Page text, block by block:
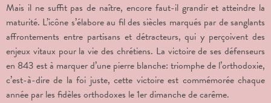
Mais il ne suffit pas de naître, encore faut-il grandir et atteindre la
maturité. L’icône s’élabore au fil des siècles marqués par de sanglants
affrontements entre partisans et détracteurs, qui y perçoivent des
enjeux vitaux pour la vie des chrétiens. La victoire de ses défenseurs
en 843 est à marquer d’une pierre blanche: triomphe de l’orthodoxie,
c’est-à-dire de la foi juste, cette victoire est commémorée chaque
année par les fidèles orthodoxes le 1er dimanche de carême.